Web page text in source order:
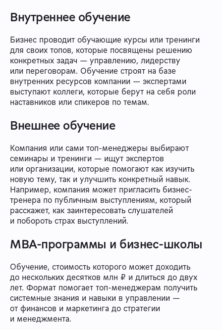
Внутреннее обучение
Бизнес проводит обучающие курсы или тренинги
для своих топов, которые посвящены решению
конкретных задач — управлению, лидерству
или переговорам. Обучение строят на базе
внутренних ресурсов компании — экспертами
выступают коллеги, которые берут на себя роли
наставников или спикеров по темам.
Внешнее обучение
Компания или сами топ-менеджеры выбирают
семинары и тренинги — ищут экспертов
или организации, которые помогают как изучить
новую тему, так и улучшить конкретный навык.
Например, компания может пригласить бизнес-
тренера по публичным выступлениям, который
расскажет, как заинтересовать слушателей
и побороть страх выступлений.
MBA-программы и бизнес-школы
Обучение, стоимость которого может доходить
до нескольких десятков млн ₽ и длиться до двух
лет. Формат помогает топ-менеджерам получить
системные знания и навыки в управлении —
от финансов и маркетинга до стратегии
и менеджмента.